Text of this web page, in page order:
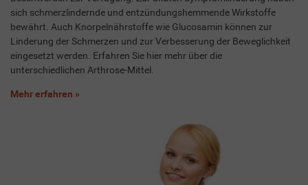
sich schmerzlindernde und entzündungshemmende Wirkstoffe
bewährt. Auch Knorpelnährstoffe wie Glucosamin können zur
Linderung der Schmerzen und zur Verbesserung der Beweglichkeit
eingesetzt werden. Erfahren Sie hier mehr über die
unterschiedlichen Arthrose-Mittel.
Mehr erfahren